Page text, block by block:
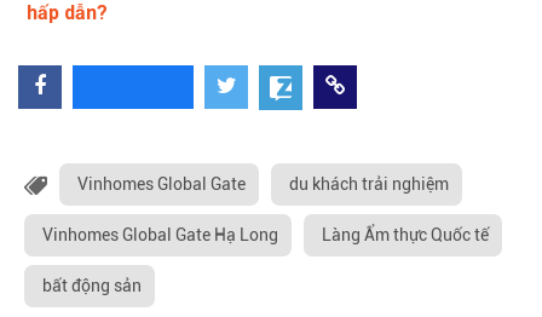
hấp dẫn?
Vinhomes Global Gate du khách trải nghiệm
Vinhomes Global Gate Hạ Long Làng Ẩm thực Quốc tế
bất động sản